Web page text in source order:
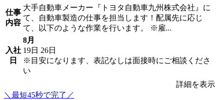
仕事
内容
大手自動車メーカー『トヨタ自動車九州株式会社』に
て、自動車製造の仕事を担当します！配属先に応じ
て、以下のような作業を行います。 ※雇...
入社
日
8月
19日 26日
※目安になります、表記なしは面接時にご相談くださ
い
詳細を表示
＼最短45秒で完了／